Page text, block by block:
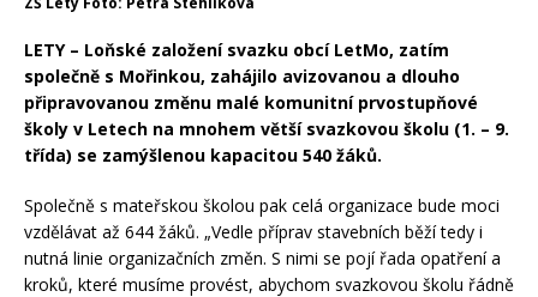
LETY – Loňské založení svazku obcí LetMo, zatím
společně s Mořinkou, zahájilo avizovanou a dlouho
připravovanou změnu malé komunitní prvostupňové
školy v Letech na mnohem větší svazkovou školu (1. – 9.
třída) se zamýšlenou kapacitou 540 žáků.
Společně s mateřskou školou pak celá organizace bude moci
vzdělávat až 644 žáků. „Vedle příprav stavebních běží tedy i
nutná linie organizačních změn. S nimi se pojí řada opatření a
kroků, které musíme provést, abychom svazkovou školu řádně